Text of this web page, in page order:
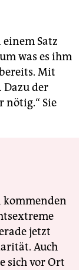
Satz
was es ihm
Mit
Dazu der
nötig.“ Sie
kommenden
jetzt
Auch
sich vor Ort